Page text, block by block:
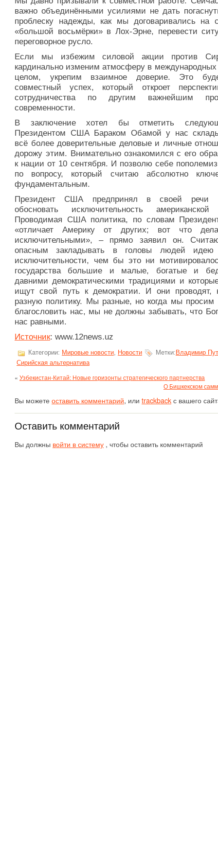
важно объединёнными усилиями не дать
проблеску надежды, как мы договаривались на
«большой восьмёрки» в Лох-Эрне, перевести
переговорное русло.
Если мы избежим силовой акции против
кардинально изменим атмосферу в международных
целом, укрепим взаимное доверие. Это
совместный успех, который откроет
сотрудничества по другим важнейшим
современности.
В заключение хотел бы отметить
Президентом США Бараком Обамой у нас
всё более доверительные деловые и личные
дорожу этим. Внимательно ознакомился с его
к нации от 10 сентября. И позволю себе
по вопросу, который считаю абсолютно
фундаментальным.
Президент США предпринял в своей речи
обосновать исключительность
Проводимая США политика, по словам
«отличает Америку от других; вот что
исключительными», – прямо заявил он.
опасным закладывать в головы людей
исключительности, чем бы это ни
государства большие и малые, богатые и
давними демократическими традициями и
ищут свой путь к демократии. И они проводят,
разную политику. Мы разные, но когда мы просим
благословить нас, мы не должны забывать, что
нас равными.
Источник: www.12news.uz
Категории: Мировые новости, Новости Метки: Владимир
Сирийская альтернатива
« Узбекистан-Китай: Новые горизонты стратегического партнерства
О Бишкекском
Вы можете оставить комментарий, или trackback с вашего
Оставить комментарий
Вы должны войти в систему , чтобы оставить комментарий